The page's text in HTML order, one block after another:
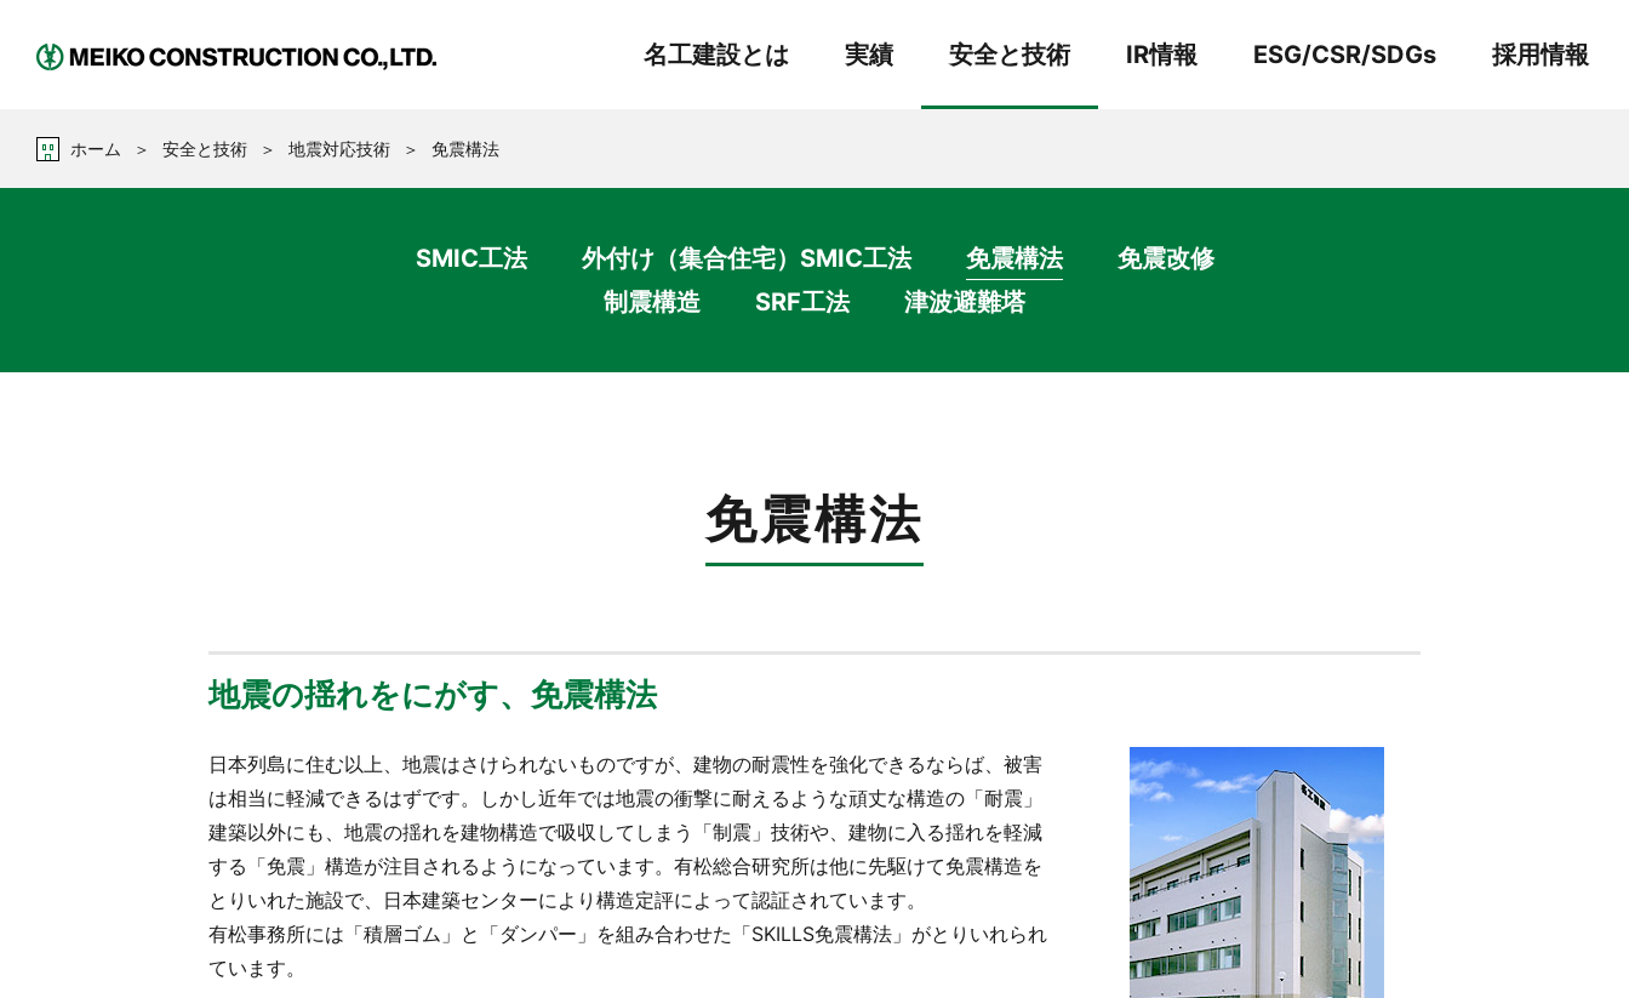
名工建設とは
企業情報
経営方針 会社案内
グループ会社
実績 安全と技術
名工建設の安全への取り組み
安全意識の醸成
作業所マネジメント
地震対応技術
IR情報
決算短信 有価証券報告書 貸借対照表・損益計算書
電子公告
ESG/CSR/SDGs
企業統治 社 会
健康経営
コミュニティへの参画
採用情報
ホーム 安全と技術 地震対応技術 免震構法
SMIC工法 外付け（集合住宅）SMIC工法 免震構法
免震改修
制震構造
SRF工法 津波避難塔
免震構法
地震の揺れをにがす、免震構法
日本列島に住む以上、地震はさけられないものですが、建物の耐震性を強化できるならば、被害
は相当に軽減できるはずです。しかし近年では地震の衝撃に耐えるような頑丈な構造の「耐震」
建築以外にも、地震の揺れを建物構造で吸収してしまう「制震」技術や、建物に入る揺れを軽減
する「免震」構造が注目されるようになっています。有松総合研究所は他に先駆けて免震構造を
とりいれた施設で、日本建築センターにより構造定評によって認証されています。
有松事務所には「積層ゴム」と「ダンパー」を組み合わせた「SKILLS免震構法」がとりいれられ
ています。